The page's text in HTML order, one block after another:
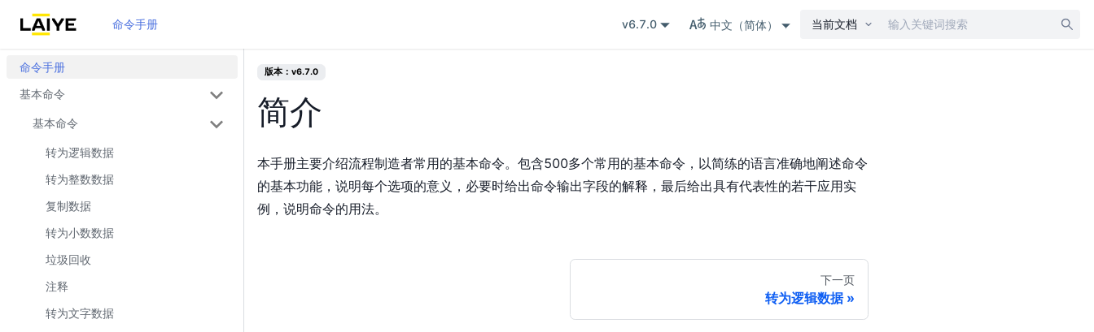
命令手册 v6.7.0 中文（简体） 当前文档
命令手册
基本命令
基本命令
转为逻辑数据
转为整数数据
复制数据
转为小数数据
垃圾回收
注释
转为文字数据
版本：v6.7.0
简介
本手册主要介绍流程制造者常用的基本命令。包含500多个常用的基本命令，以简练的语言准确地阐述命令
的基本功能，说明每个选项的意义，必要时给出命令输出字段的解释，最后给出具有代表性的若干应用实
例，说明命令的用法。
下一页
转为逻辑数据